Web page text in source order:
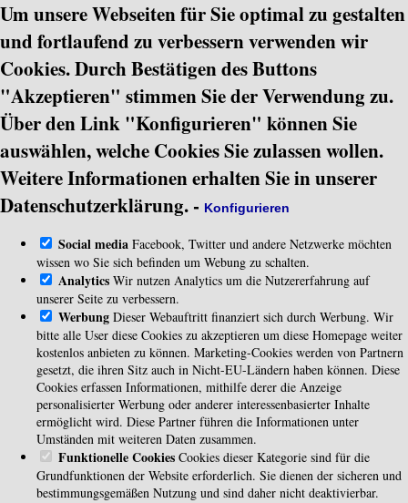
Um unsere Webseiten für Sie optimal zu gestalten
und fortlaufend zu verbessern verwenden wir
Cookies. Durch Bestätigen des Buttons
"Akzeptieren" stimmen Sie der Verwendung zu.
Über den Link "Konfigurieren" können Sie
auswählen, welche Cookies Sie zulassen wollen.
Weitere Informationen erhalten Sie in unserer
Datenschutzerklärung. - Konfigurieren
Social media Facebook, Twitter und andere Netzwerke möchten
wissen wo Sie sich befinden um Webung zu schalten.
Analytics Wir nutzen Analytics um die Nutzererfahrung auf
unserer Seite zu verbessern.
Werbung Dieser Webauftritt finanziert sich durch Werbung. Wir
bitte alle User diese Cookies zu akzeptieren um diese Homepage weiter
kostenlos anbieten zu können. Marketing-Cookies werden von Partnern
gesetzt, die ihren Sitz auch in Nicht-EU-Ländern haben können. Diese
Cookies erfassen Informationen, mithilfe derer die Anzeige
personalisierter Werbung oder anderer interessenbasierter Inhalte
ermöglicht wird. Diese Partner führen die Informationen unter
Umständen mit weiteren Daten zusammen.
Funktionelle Cookies Cookies dieser Kategorie sind für die
Grundfunktionen der Website erforderlich. Sie dienen der sicheren und
bestimmungsgemäßen Nutzung und sind daher nicht deaktivierbar.